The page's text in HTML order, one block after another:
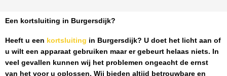
Een kortsluiting in Burgersdijk?
Heeft u een kortsluiting in Burgersdijk? U doet het licht aan of
u wilt een apparaat gebruiken maar er gebeurt helaas niets. In
veel gevallen kunnen wij het problemen ongeacht de ernst
van het voor u oplossen. Wij bieden altijd betrouwbare en